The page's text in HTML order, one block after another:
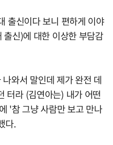
출신이다 보니 편하게 이야
신)에 대한 이상한 부담감
와서 말인데 제가 완전 데
터라 (김연아는) 내가 어떤
'참 그냥 사람만 보고 만나
다.